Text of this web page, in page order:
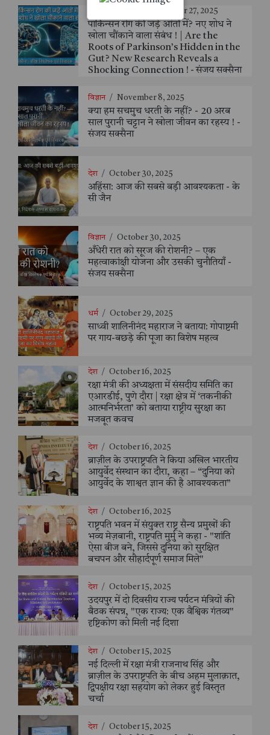
November 27, 2025
पार्किन्सन रोग की जड़ें आंतों में? नए शोध ने
खोला चौंकाने वाला संबंध ! | Are the
Roots of Parkinson’s Hidden in the
Gut? New Research Reveals a
Shocking Connection ! - संजय सक्सैना
विज्ञान / November 8, 2025
क्या हम सचमुच धरती के नहीं? - 20 अरब
साल पुरानी चट्टान ने खोला जीवन का रहस्य ! -
संजय सक्सैना
देश / October 30, 2025
अहिंसा: आज की सबसे बड़ी आवश्यकता - के
सी जैन
विज्ञान / October 30, 2025
अँधेरी रात को सूरज की रोशनी? – एक
महत्वाकांक्षी योजना और उसकी चुनौतियाँ -
संजय सक्सैना
धर्म / October 29, 2025
साध्वी शालिनीनंद महाराज ने बताया: गोपाष्टमी
पर गाय-बछड़े की पूजा का विशेष महत्व
देश / October 16, 2025
रक्षा मंत्री की अध्यक्षता में संसदीय समिति का
एआरडीई, पुणे दौरा | रक्षा क्षेत्र में ‘तकनीकी
आत्मनिर्भरता’ को बताया राष्ट्रीय सुरक्षा का
मजबूत कवच
देश / October 16, 2025
ब्राज़ील के उपराष्ट्रपति ने किया अखिल भारतीय
आयुर्वेद संस्थान का दौरा, कहा – “दुनिया को
आयुर्वेद के शाश्वत ज्ञान की है आवश्यकता”
देश / October 16, 2025
राष्ट्रपति भवन में संयुक्त राष्ट्र सैन्य प्रमुखों की
भव्य मेज़बानी, राष्ट्रपति मुर्मु ने कहा - "शांति
ऐसा बीज बने, जिससे दुनिया को सुरक्षित
बचपन और सौहार्दपूर्ण समाज मिले"
देश / October 15, 2025
उदयपुर में दो दिवसीय राज्य पर्यटन मंत्रियों की
बैठक संपन्न, "एक राज्य: एक वैश्विक गंतव्य"
दृष्टिकोण को मिली नई दिशा
देश / October 15, 2025
नई दिल्ली में रक्षा मंत्री राजनाथ सिंह और
ब्राज़ील के उपराष्ट्रपति के बीच अहम मुलाक़ात,
द्विपक्षीय रक्षा सहयोग को लेकर हुई विस्तृत
चर्चा
देश / October 15, 2025